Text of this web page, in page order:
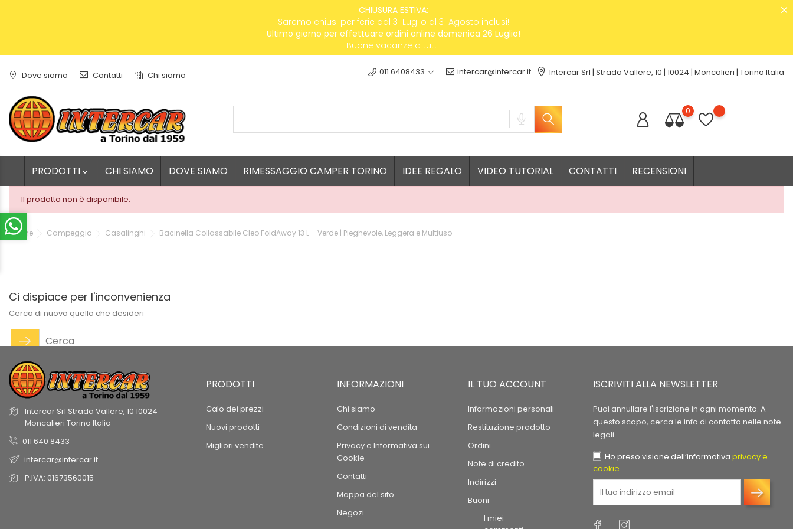
CHIUSURA ESTIVA:
Saremo chiusi per ferie dal 31 Luglio al 31 Agosto inclusi!
Ultimo giorno per effettuare ordini online domenica 26 Luglio!
Buone vacanze a tutti!
Dove siamo Contatti Chi siamo 011 6408433 intercar@intercar.it Intercar Srl | Strada Vallere, 10 | 10024 | Moncalieri | Torino Italia
0
PRODOTTI  CHI SIAMO DOVE SIAMO RIMESSAGGIO CAMPER TORINO IDEE REGALO VIDEO TUTORIAL CONTATTI RECENSIONI
Il prodotto non è disponibile.
Home Campeggio Casalinghi Bacinella Collassabile Cleo FoldAway 13 L – Verde | Pieghevole, Leggera e Multiuso
Ci dispiace per l'inconvenienza
Cerca di nuovo quello che desideri
Intercar Srl Strada Vallere, 10 10024
Moncalieri Torino Italia
011 640 8433
intercar@intercar.it
P.IVA: 01673560015
PRODOTTI
Calo dei prezzi
Nuovi prodotti
Migliori vendite
INFORMAZIONI
Chi siamo
Condizioni di vendita
Privacy e Informativa sui
Cookie
Contatti
Mappa del sito
Negozi
IL TUO ACCOUNT
Informazioni personali
Restituzione prodotto
Ordini
Note di credito
Indirizzi
Buoni
I miei
ISCRIVITI ALLA NEWSLETTER
Puoi annullare l'iscrizione in ogni momento. A
questo scopo, cerca le info di contatto nelle note
legali.
Ho preso visione dell’informativaprivacy e
cookie